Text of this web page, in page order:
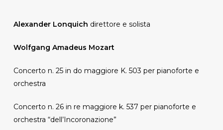
Alexander Lonquich direttore e solista
Wolfgang Amadeus Mozart
Concerto n. 25 in do maggiore K. 503 per pianoforte e
orchestra
Concerto n. 26 in re maggiore k. 537 per pianoforte e
orchestra “dell’Incoronazione”